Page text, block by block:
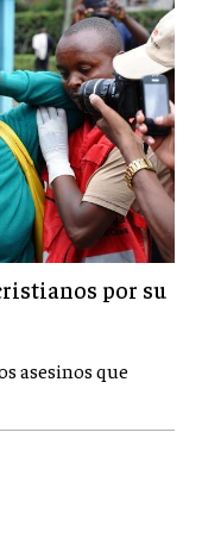
por su
asesinos que